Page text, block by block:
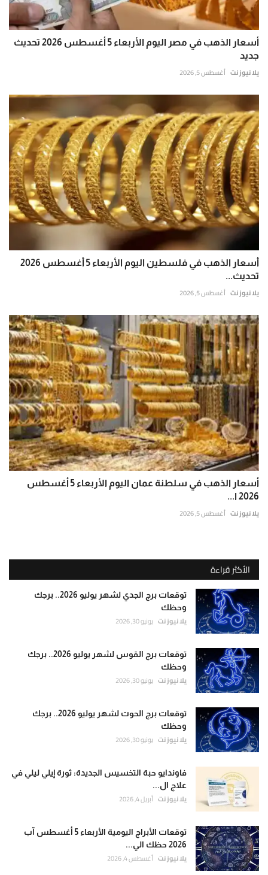
أسعار الذهب في مصر اليوم الأربعاء 5 أغسطس 2026 تحديث
جديد
يلا نيوز نت أغسطس 5, 2026
أسعار الذهب في فلسطين اليوم الأربعاء 5 أغسطس 2026
تحديث...
يلا نيوز نت أغسطس 5, 2026
أسعار الذهب في سلطنة عمان اليوم الأربعاء 5 أغسطس
2026 ا...
يلا نيوز نت أغسطس 5, 2026
الأكثر قراءة
توقعات برج الجدي لشهر يوليو 2026.. برجك
وحظك
يلا نيوز نت يونيو 30, 2026
توقعات برج القوس لشهر يوليو 2026.. برجك
وحظك
يلا نيوز نت يونيو 30, 2026
توقعات برج الحوت لشهر يوليو 2026.. برجك
وحظك
يلا نيوز نت يونيو 30, 2026
فاوندايو حبة التخسيس الجديدة: ثورة إيلي ليلي في
علاج ال...
يلا نيوز نت أبريل 4, 2026
توقعات الأبراج اليومية الأربعاء 5 أغسطس آب
2026 حظك الي...
يلا نيوز نت أغسطس 4, 2026